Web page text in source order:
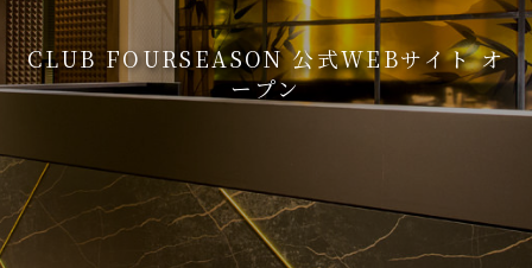
お知らせ NEWS
CLUB FOURSEASON 公式WEBサイト オ
ープン